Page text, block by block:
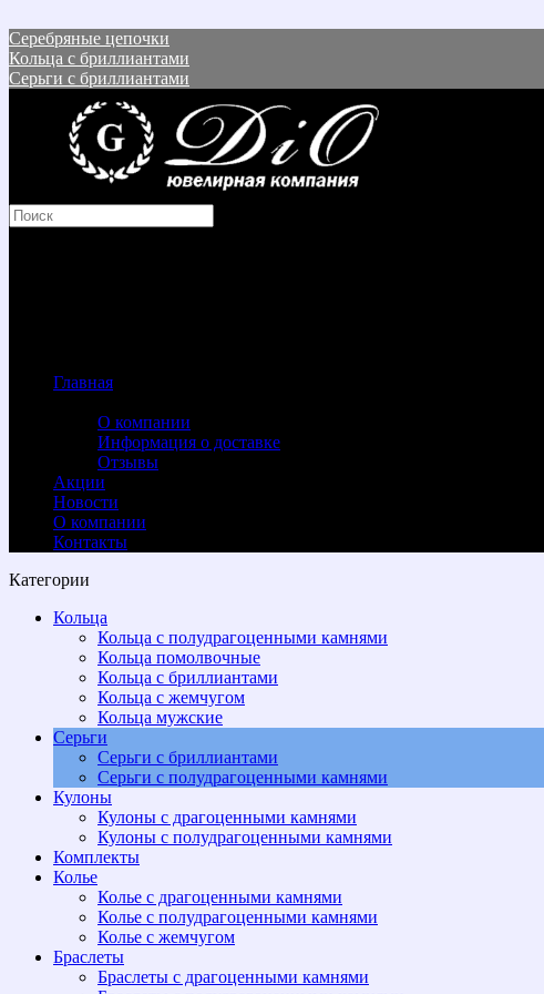
Серебряные цепочки
Кольца с бриллиантами
Серьги с бриллиантами
Главная
О компании
Информация о доставке
Отзывы
Акции
Новости
О компании
Контакты
Категории
Кольца
Кольца с полудрагоценными камнями
Кольца помолвочные
Кольца с бриллиантами
Кольца с жемчугом
Кольца мужские
Серьги
Серьги с бриллиантами
Cерьги с полудрагоценными камнями
Кулоны
Кулоны с драгоценными камнями
Кулоны с полудрагоценными камнями
Комплекты
Колье
Колье с драгоценными камнями
Колье с полудрагоценными камнями
Колье с жемчугом
Браслеты
Браслеты с драгоценными камнями